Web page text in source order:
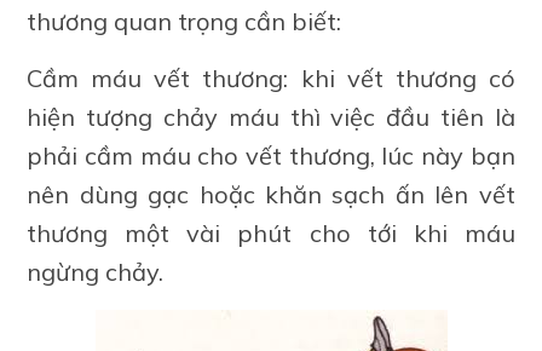
thương quan trọng cần biết:
Cầm máu vết thương: khi vết thương có
hiện tượng chảy máu thì việc đầu tiên là
phải cầm máu cho vết thương, lúc này bạn
nên dùng gạc hoặc khăn sạch ấn lên vết
thương một vài phút cho tới khi máu
ngừng chảy.